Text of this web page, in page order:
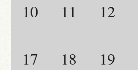
10 11 12
17 18 19